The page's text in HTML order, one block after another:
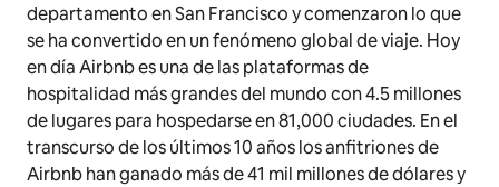
departamento en San Francisco y comenzaron lo que
se ha convertido en un fenómeno global de viaje. Hoy
en día Airbnb es una de las plataformas de
hospitalidad más grandes del mundo con 4.5 millones
de lugares para hospedarse en 81,000 ciudades. En el
transcurso de los últimos 10 años los anfitriones de
Airbnb han ganado más de 41 mil millones de dólares y